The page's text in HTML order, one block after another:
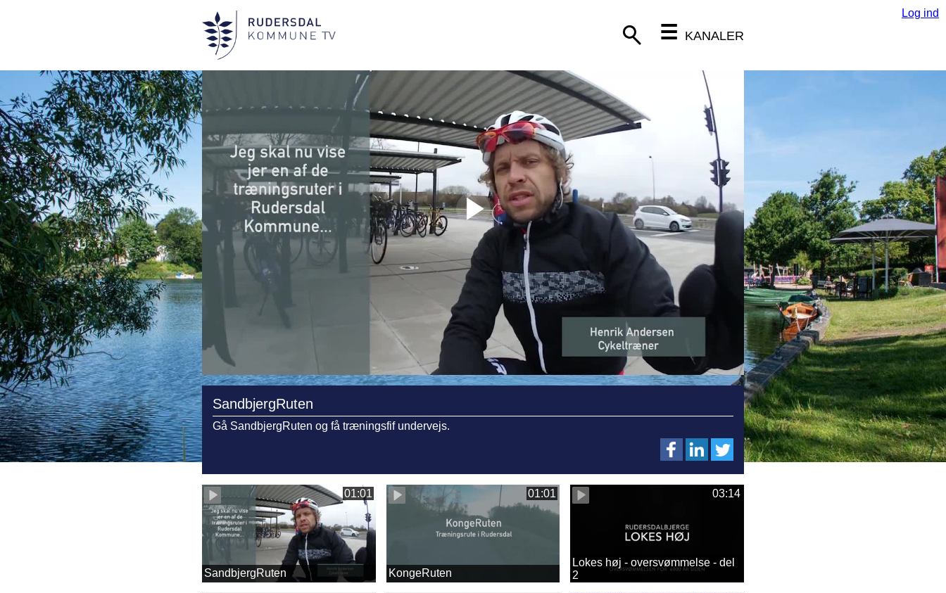
Log ind
☰ KANALER
SandbjergRuten
Gå SandbjergRuten og få træningsfif undervejs.
01:01
SandbjergRuten
01:01
KongeRuten
03:14
Lokes høj - oversvømmelse - del
2